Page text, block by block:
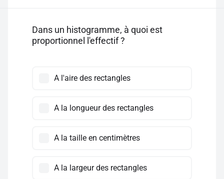
Dans un histogramme, à quoi est
proportionnel l'effectif ?
A l'aire des rectangles
A la longueur des rectangles
A la taille en centimètres
A la largeur des rectangles